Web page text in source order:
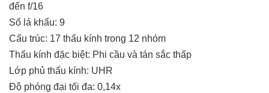
đến f/16
Số lá khẩu: 9
Cấu trúc: 17 thấu kính trong 12 nhóm
Thấu kính đặc biệt: Phi cầu và tán sắc thấp
Lớp phủ thấu kính: UHR
Độ phóng đại tối đa: 0,14x